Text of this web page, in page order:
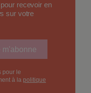
sur votre